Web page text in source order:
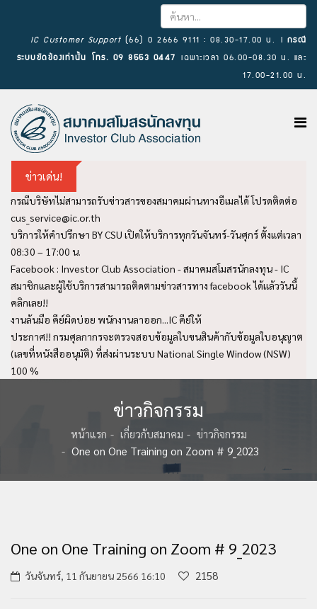
IC Customer Support (66) 0 2666 9111 : 08.30-17.00 น. l กรณี
ระบบขัดข้องเท่านั้น โทร. 09 8553 0447 เฉพาะเวลา 06.00-08.30 น. และ
17.00-21.00 น.
ข่าวเด่น!
กรณีบริษัทไม่สามารถรับข่าวสารของสมาคมผ่านทางอีเมลได้ โปรดติดต่อ
cus_service@ic.or.th
บริการให้คำปรึกษา BY CSU เปิดให้บริการทุกวันจันทร์-วันศุกร์ ตั้งแต่เวลา
08:30 – 17:00 น.
Facebook : Investor Club Association - สมาคมสโมสรนักลงทุน - IC
สมาชิกและผู้ใช้บริการสามารถติดตามข่าวสารทาง facebook ได้แล้ววันนี้
คลิกเลย!!
งานล้นมือ คีย์ผิดบ่อย พนักงานลาออก...IC คีย์ให้
ประกาศ!! กรมศุลกากรจะตรวจสอบข้อมูลใบขนสินค้ากับข้อมูลใบอนุญาต
(เลขที่หนังสืออนุมัติ) ที่ส่งผ่านระบบ National Single Window (NSW)
100 %
ข่าวกิจกรรม
หน้าแรก เกี่ยวกับสมาคม
ข่าวกิจกรรม
One on One Training on Zoom # 9_2023
One on One Training on Zoom # 9_2023
วันจันทร์, 11 กันยายน 2566 16:10 2158